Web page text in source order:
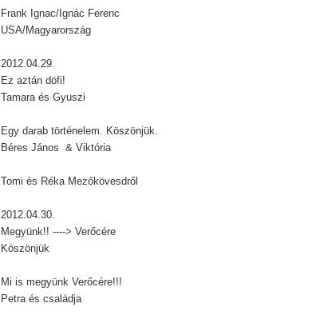
Frank Ignac/Ignác Ferenc
USA/Magyarország
2012.04.29.
Ez aztán döfi!
Tamara és Gyuszi
Egy darab történelem. Köszönjük.
Béres János & Viktória
Tomi és Réka Mezőkövesdről
2012.04.30.
Megyünk!! ----> Verőcére
Köszönjük
Mi is megyünk Verőcére!!!
Petra és családja